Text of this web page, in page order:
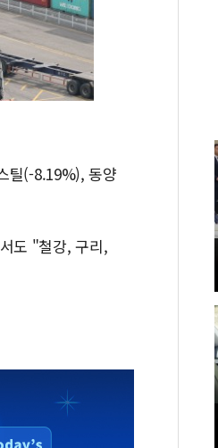
틸(-8.19%), 동양
도 "철강, 구리,